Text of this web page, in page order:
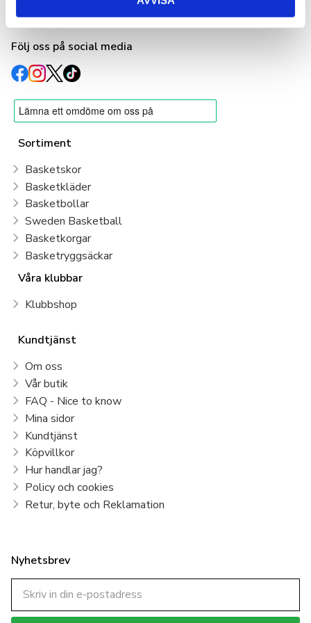
Tel: 08-618 33 10
Följ oss på social media
Sortiment
Basketskor
Basketkläder
Basketbollar
Sweden Basketball
Basketkorgar
Basketryggsäckar
Våra klubbar
Klubbshop
Kundtjänst
Om oss
Vår butik
FAQ - Nice to know
Mina sidor
Kundtjänst
Köpvillkor
Hur handlar jag?
Policy och cookies
Retur, byte och Reklamation
Nyhetsbrev